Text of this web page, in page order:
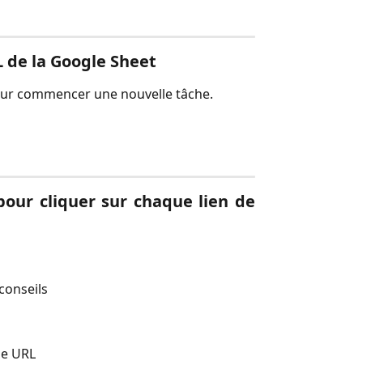
la Google Sheet
commencer une nouvelle tâche.
cliquer sur chaque lien de
URL